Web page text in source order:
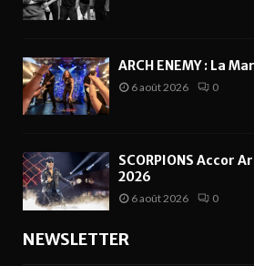
ARCH ENEMY : La
6 août 2026 0
SCORPIONS Accor
2026
6 août 2026 0
NEWSLETTER